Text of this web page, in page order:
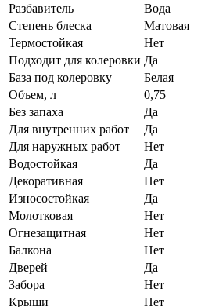
Разбавитель
Вода
Степень блеска
Матовая
Термостойкая
Нет
Подходит для колеровки Да
База под колеровку
Белая
Объем, л
0,75
Без запаха
Да
Для внутренних работ
Да
Для наружных работ
Нет
Водостойкая
Да
Декоративная
Нет
Износостойкая
Да
Молотковая
Нет
Огнезащитная
Нет
Балкона
Нет
Дверей
Да
Забора
Нет
Крыши
Нет